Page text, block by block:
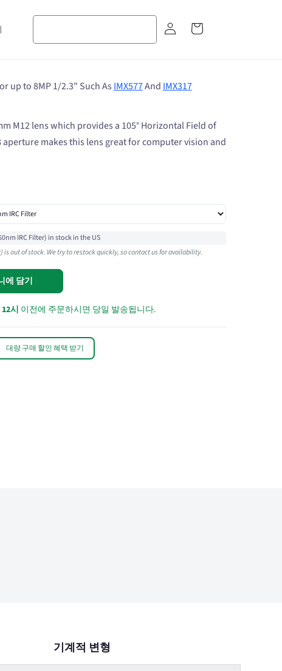
그
바
구
up to 8MP 1/2.3" Such As IMX577And IMX317
M12 lens which provides a 105° Horizontal Field of
makes this lens great for computer vision and
IRC Filter) in stock in the US
is out of stock. We try to restock quickly, so contact us for availability.
에 담기
시 이전에 주문하시면 당일 발송됩니다.
대량 구매 할인 혜택 받기
기계적 변형